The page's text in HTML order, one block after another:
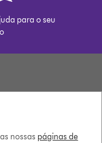
para o seu
nossas páginas de